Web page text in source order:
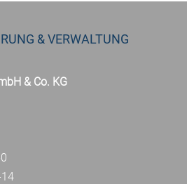
& VERWALTUNG
& Co. KG